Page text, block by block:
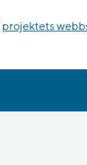
projektets